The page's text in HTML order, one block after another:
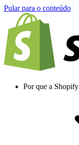
Pular para o conteúdo
Por que a Shopify